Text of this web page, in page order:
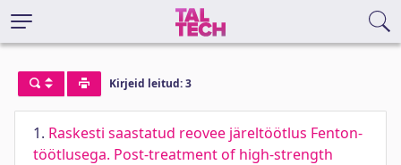
Kirjeid leitud: 3
1. Raskesti saastatud reovee järeltöötlus Fenton-
töötlusega. Post-treatment of high-strength